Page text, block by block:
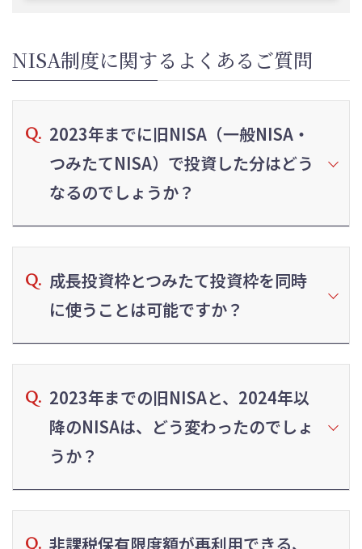
NISA制度に関するよくあるご質問
2023年までに旧NISA（一般NISA・
つみたてNISA）で投資した分はどう
なるのでしょうか？
成長投資枠とつみたて投資枠を同時
に使うことは可能ですか？
2023年までの旧NISAと、2024年以
降のNISAは、どう変わったのでしょ
うか？
非課税保有限度額が再利用できる、